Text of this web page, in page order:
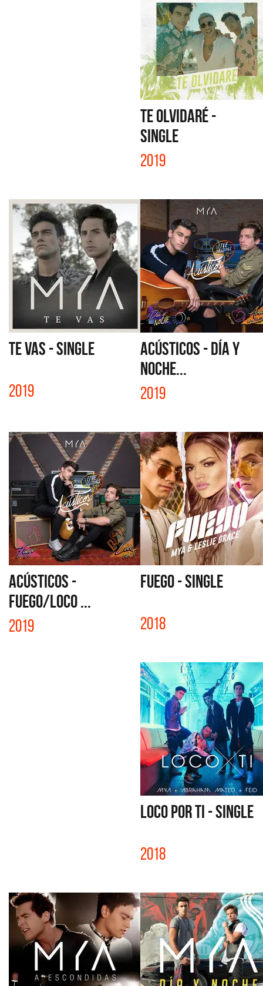
TE OLVIDARÉ -
SINGLE
2019
TE VAS - SINGLE
2019
ACÚSTICOS - DÍA Y
NOCHE...
2019
ACÚSTICOS -
FUEGO/LOCO ...
2019
FUEGO - SINGLE
2018
LOCO POR TI - SINGLE
2018